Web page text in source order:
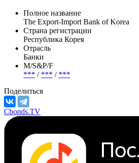
Полное название
The Export-Import Bank of Korea
Страна регистрации
Республика Корея
Отрасль
Банки
М/S&P/F
*** / *** / ***
Поделиться
Cbonds.TV